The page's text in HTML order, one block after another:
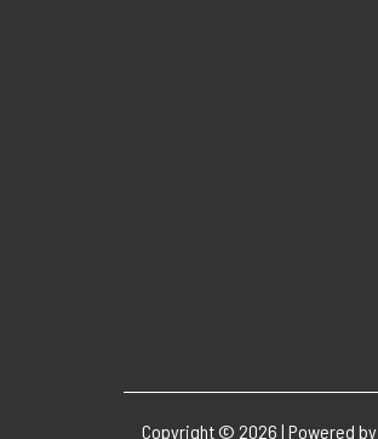
Copyright © 2026 | Powered by